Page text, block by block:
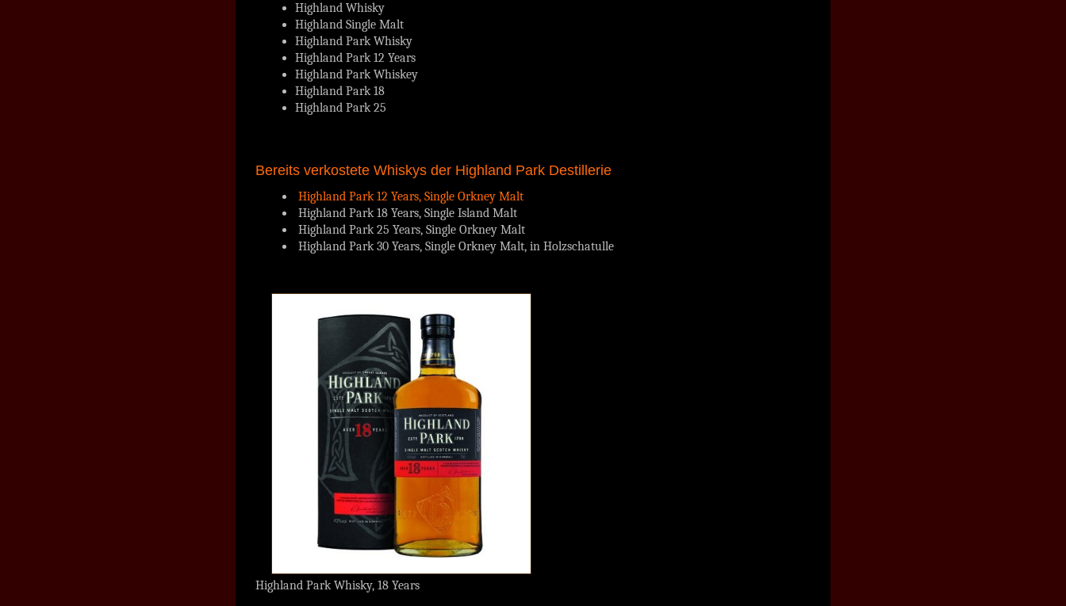
Highland Whisky
Highland Single Malt
Highland Park Whisky
Highland Park 12 Years
Highland Park Whiskey
Highland Park 18
Highland Park 25
Bereits verkostete Whiskys der Highland Park Destillerie
Highland Park 12 Years, Single Orkney Malt
Highland Park 18 Years, Single Island Malt
Highland Park 25 Years, Single Orkney Malt
Highland Park 30 Years, Single Orkney Malt, in Holzschatulle
Highland Park Whisky, 18 Years